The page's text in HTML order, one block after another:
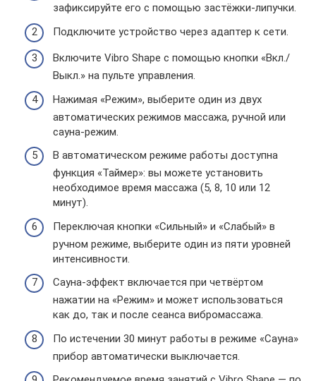
зафиксируйте его с помощью застёжки-липучки.
Подключите устройство через адаптер к сети.
Включите Vibro Shape с помощью кнопки «Вкл./
Выкл.» на пульте управления.
Нажимая «Режим», выберите один из двух
автоматических режимов массажа, ручной или
сауна-режим.
В автоматическом режиме работы доступна
функция «Таймер»: вы можете установить
необходимое время массажа (5, 8, 10 или 12
минут).
Переключая кнопки «Сильный» и «Слабый» в
ручном режиме, выберите один из пяти уровней
интенсивности.
Сауна-эффект включается при четвёртом
нажатии на «Режим» и может использоваться
как до, так и после сеанса вибромассажа.
По истечении 30 минут работы в режиме «Сауна»
прибор автоматически выключается.